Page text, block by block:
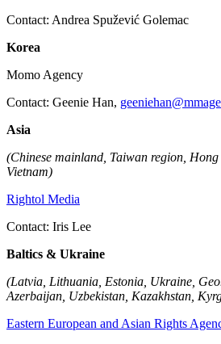
Contact: Andrea Spužević Golemac
Korea
Momo Agency
Contact: Geenie Han,
Asia
(Chinese mainland, Taiwan region,
Vietnam)
Rightol Media
Contact: Iris Lee
Baltics & Ukraine
(Latvia, Lithuania, Estonia, Ukraine,
Azerbaijan, Uzbekistan, Kazakhstan,
Eastern European and Asian Rights